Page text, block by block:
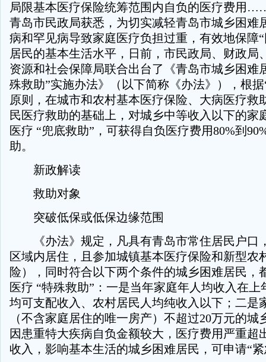
局限基本医疗保险统筹范围内自负的医疗费用
青岛市民政局获悉，为切实减轻青岛市城乡困难
病和罕见病导致家庭医疗负担过重，有效地保障
居民的基本生活水平，日前，市民政局、财政局
资源和社会保障局联合出台了《青岛市城乡困难
殊救助”实施办法》（以下简称《办法》），根
原则，在城市和农村基本医疗保险、大病医疗救
民医疗救助的基础上，对城乡中等收入以下的家
医疗 “兜底救助”，可获得自负医疗费用80%到
助。
新政解读
救助对象
突破低保或低保边缘范围
《办法》规定，凡具有青岛市常住居民户口
区域内居住，且参加城镇基本医疗保险和新型农
险），同时符合以下两个条件的城乡困难居民，
医疗 “特殊救助”：一是当年家庭年人均收入在上
均可支配收入、农村居民人均纯收入以下；二是
（不含家庭居住的唯一房产）不超过20万元的城
因患重特大疾病自负金额较大，医疗费用严重超
收入，影响基本生活的城乡困难居民，可申请“